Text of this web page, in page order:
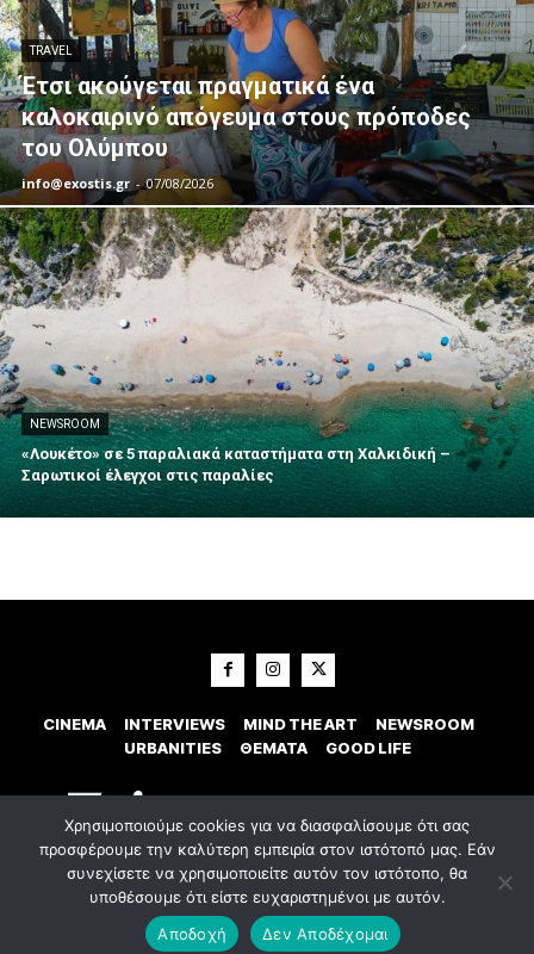
TRAVEL
Έτσι ακούγεται πραγματικά ένα
καλοκαιρινό απόγευμα στους πρόποδες
του Ολύμπου
info@exostis.gr - 07/08/2026
NEWSROOM
«Λουκέτο» σε 5 παραλιακά καταστήματα στη Χαλκιδική –
Σαρωτικοί έλεγχοι στις παραλίες
CINEMA INTERVIEWS MIND THE ART
NEWSROOM
URBANITIES
ΘΕΜΑΤΑ GOOD LIFE
© 2023 Εxostispress - All right reserved. Κατασκευή Ιστοσελίδας
digital agency
Οροι χρήσης
Χρησιμοποιούμε cookies για να διασφαλίσουμε ότι σας
προσφέρουμε την καλύτερη εμπειρία στον ιστότοπό μας. Εάν
συνεχίσετε να χρησιμοποιείτε αυτόν τον ιστότοπο, θα
υποθέσουμε ότι είστε ευχαριστημένοι με αυτόν.
Αποδοχή
Δεν Αποδέχομαι